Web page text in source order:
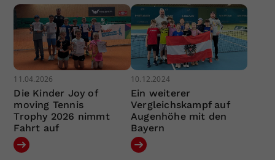
11.04.2026
Die Kinder Joy of
moving Tennis
Trophy 2026 nimmt
Fahrt auf
10.12.2024
Ein weiterer
Vergleichskampf auf
Augenhöhe mit den
Bayern